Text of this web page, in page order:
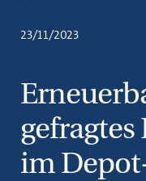
23/11/2023
im